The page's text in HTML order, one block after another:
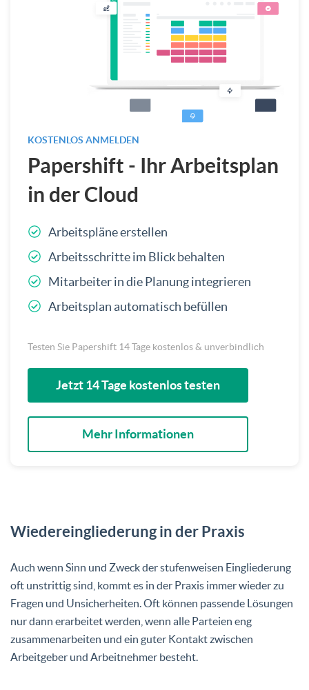
KOSTENLOS ANMELDEN
Papershift - Ihr Arbeitsplan
in der Cloud
Arbeitspläne erstellen
Arbeitsschritte im Blick behalten
Mitarbeiter in die Planung integrieren
Arbeitsplan automatisch befüllen
Testen Sie Papershift 14 Tage kostenlos & unverbindlich
Jetzt 14 Tage kostenlos testen
Mehr Informationen
Wiedereingliederung in der Praxis
Auch wenn Sinn und Zweck der stufenweisen Eingliederung
oft unstrittig sind, kommt es in der Praxis immer wieder zu
Fragen und Unsicherheiten. Oft können passende Lösungen
nur dann erarbeitet werden, wenn alle Parteien eng
zusammenarbeiten und ein guter Kontakt zwischen
Arbeitgeber und Arbeitnehmer besteht.